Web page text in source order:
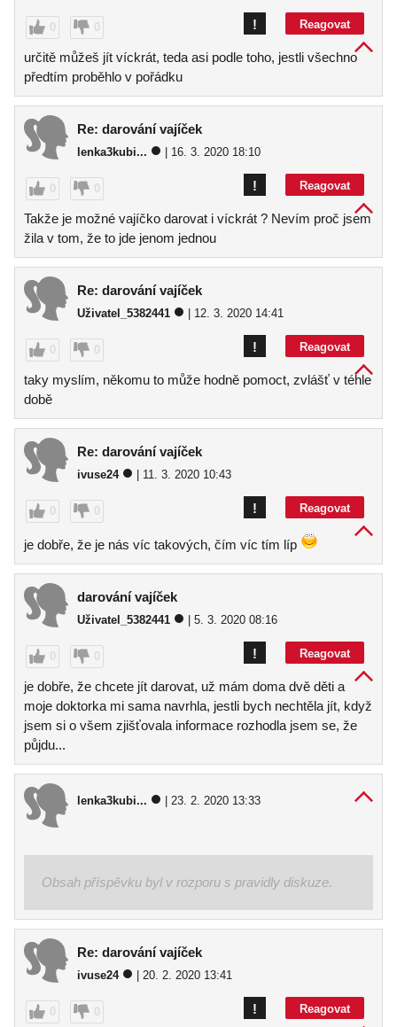
0 0 Reagovat
!
určitě můžeš jít víckrát, teda asi podle toho, jestli všechno
předtím proběhlo v pořádku
Re: darování vajíček
lenka3kubi... | 16. 3. 2020 18:10
0 0 Reagovat
!
Takže je možné vajíčko darovat i víckrát ? Nevím proč jsem
žila v tom, že to jde jenom jednou
Re: darování vajíček
Uživatel_5382441 | 12. 3. 2020 14:41
0 0 Reagovat
!
taky myslím, někomu to může hodně pomoct, zvlášť v téhle
době
Re: darování vajíček
ivuse24 | 11. 3. 2020 10:43
0 0 Reagovat
!
je dobře, že je nás víc takových, čím víc tím líp
darování vajíček
Uživatel_5382441 | 5. 3. 2020 08:16
0 0 Reagovat
!
je dobře, že chcete jít darovat, už mám doma dvě děti a
moje doktorka mi sama navrhla, jestli bych nechtěla jít, když
jsem si o všem zjišťovala informace rozhodla jsem se, že
půjdu...
lenka3kubi... | 23. 2. 2020 13:33
Obsah příspěvku byl v rozporu s pravidly diskuze.
Re: darování vajíček
ivuse24 | 20. 2. 2020 13:41
0 0 Reagovat
!